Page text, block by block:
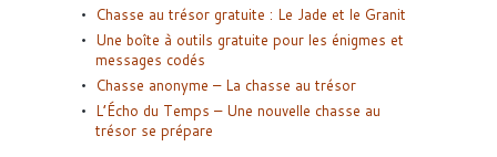
Chasse au trésor gratuite : Le Jade et le Granit
Une boîte à outils gratuite pour les énigmes et
messages codés
Chasse anonyme – La chasse au trésor
L’Écho du Temps – Une nouvelle chasse au
trésor se prépare